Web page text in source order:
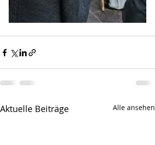
Aktuelle Beiträge Alle ansehen